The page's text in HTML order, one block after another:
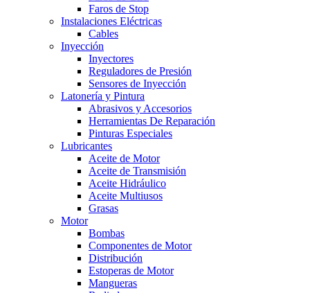
Faros de Stop
Instalaciones Eléctricas
Cables
Inyección
Inyectores
Reguladores de Presión
Sensores de Inyección
Latonería y Pintura
Abrasivos y Accesorios
Herramientas De Reparación
Pinturas Especiales
Lubricantes
Aceite de Motor
Aceite de Transmisión
Aceite Hidráulico
Aceite Multiusos
Grasas
Motor
Bombas
Componentes de Motor
Distribución
Estoperas de Motor
Mangueras